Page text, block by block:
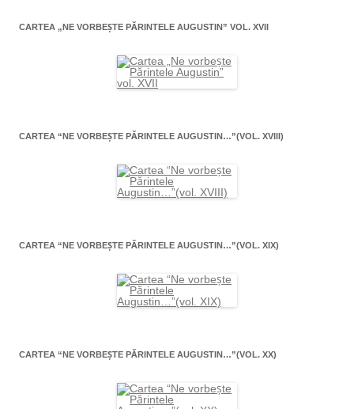
CARTEA „NE VORBEŞTE PĂRINTELE AUGUSTIN” VOL. XVII
CARTEA “NE VORBEŞTE PĂRINTELE AUGUSTIN…”(VOL. XVIII)
CARTEA “NE VORBEŞTE PĂRINTELE AUGUSTIN…”(VOL. XIX)
CARTEA “NE VORBEŞTE PĂRINTELE AUGUSTIN…”(VOL. XX)